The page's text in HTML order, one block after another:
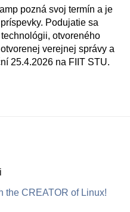
pozná svoj termín a je
Podujatie sa
otvoreného
verejnej správy a
25.4.2026 na FIIT STU.
the CREATOR of Linux!